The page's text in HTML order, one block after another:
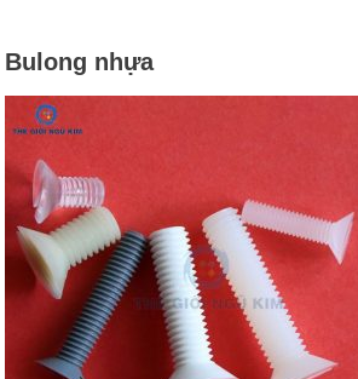
Bulong nhựa